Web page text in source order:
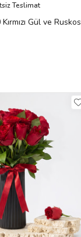
Teslimat
Gül ve Ruskos